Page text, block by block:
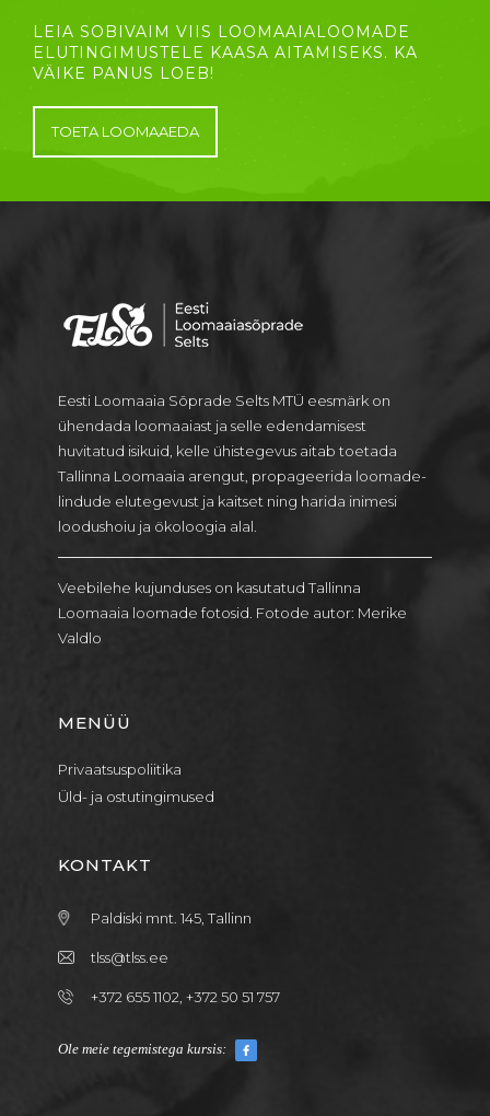
TOETA LOOMAAEDA
LEIA SOBIVAIM VIIS LOOMAAIALOOMADE
ELUTINGIMUSTELE KAASA AITAMISEKS. KA
VÄIKE PANUS LOEB!
Eesti Loomaaia Sõprade Selts MTÜ eesmärk on
ühendada loomaaiast ja selle edendamisest
huvitatud isikuid, kelle ühistegevus aitab toetada
Tallinna Loomaaia arengut, propageerida loomade-
lindude elutegevust ja kaitset ning harida inimesi
loodushoiu ja ökoloogia alal.
Veebilehe kujunduses on kasutatud Tallinna
Loomaaia loomade fotosid. Fotode autor: Merike
Valdlo
MENÜÜ
Privaatsuspoliitika
Üld- ja ostutingimused
KONTAKT
Paldiski mnt. 145, Tallinn
tlss@tlss.ee
+372 655 1102, +372 50 51 757
Ole meie tegemistega kursis: